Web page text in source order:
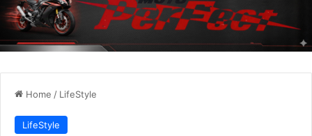
Home / LifeStyle
LifeStyle